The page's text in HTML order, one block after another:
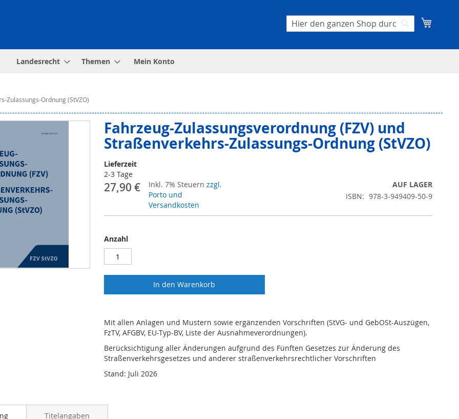
Suche
Landesrecht Themen Mein Konto
Zulassungs-Ordnung (StVZO)
Fahrzeug-Zulassungsverordnung (FZV) und
Straßenverkehrs-Zulassungs-Ordnung (StVZO)
Lieferzeit
2-3 Tage
27,90 € Inkl. 7% Steuern zzgl.
Porto und
Versandkosten
AUF LAGER
ISBN
978-3-949409-50-9
Anzahl
In den Warenkorb
Mit allen Anlagen und Mustern sowie ergänzenden Vorschriften (StVG- und GebOSt-Auszügen,
FzTV, AFGBV, EU-Typ-BV, Liste der Ausnahmeverordnungen).
Berücksichtigung aller Änderungen aufgrund des Fünften Gesetzes zur Änderung des
Straßenverkehrsgesetzes und anderer straßenverkehrsrechtlicher Vorschriften
Stand: Juli 2026
Titelangaben